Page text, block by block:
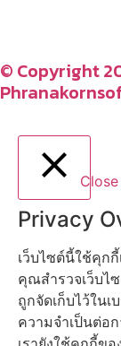
© Copyright
Close
Privacy
เว็บไซต์นี้ใช้คุก
คุณสำรวจเว็บไ
ถูกจัดเก็บไว้ใน
ความจำเป็นต่อ